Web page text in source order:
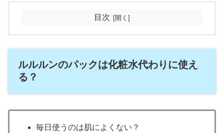
目次
ルルルンのパックは化粧水代わりに使え
る？
毎日使うのは肌によくない？